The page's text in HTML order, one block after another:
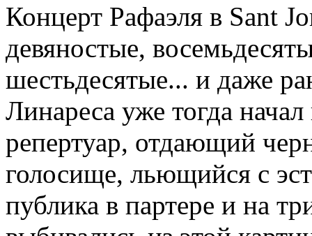
Концерт Рафаэля в Sant
девяностые,
шестьдесятые... и даже
Линареса уже тогда
репертуар, отдающий
голосище, льющийся с
публика в партере и на